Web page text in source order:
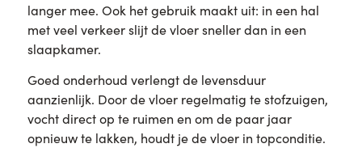
langer mee. Ook het gebruik maakt uit: in een hal
met veel verkeer slijt de vloer sneller dan in een
slaapkamer.
Goed onderhoud verlengt de levensduur
aanzienlijk. Door de vloer regelmatig te stofzuigen,
vocht direct op te ruimen en om de paar jaar
opnieuw te lakken, houdt je de vloer in topconditie.